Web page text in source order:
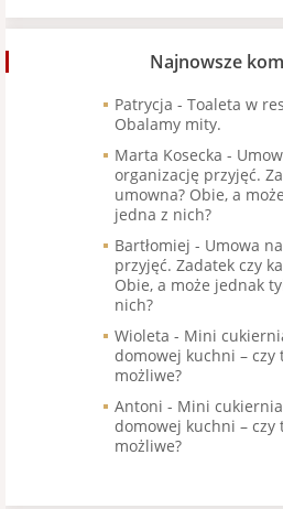
Najnowsze
Patrycja - Toaleta w
Obalamy mity.
Marta Kosecka -
organizację przyjęć.
umowna? Obie, a
jedna z nich?
Bartłomiej - Umowa
przyjęć. Zadatek czy
Obie, a może jednak
nich?
Wioleta - Mini
domowej kuchni – czy
możliwe?
Antoni - Mini
domowej kuchni – czy
możliwe?